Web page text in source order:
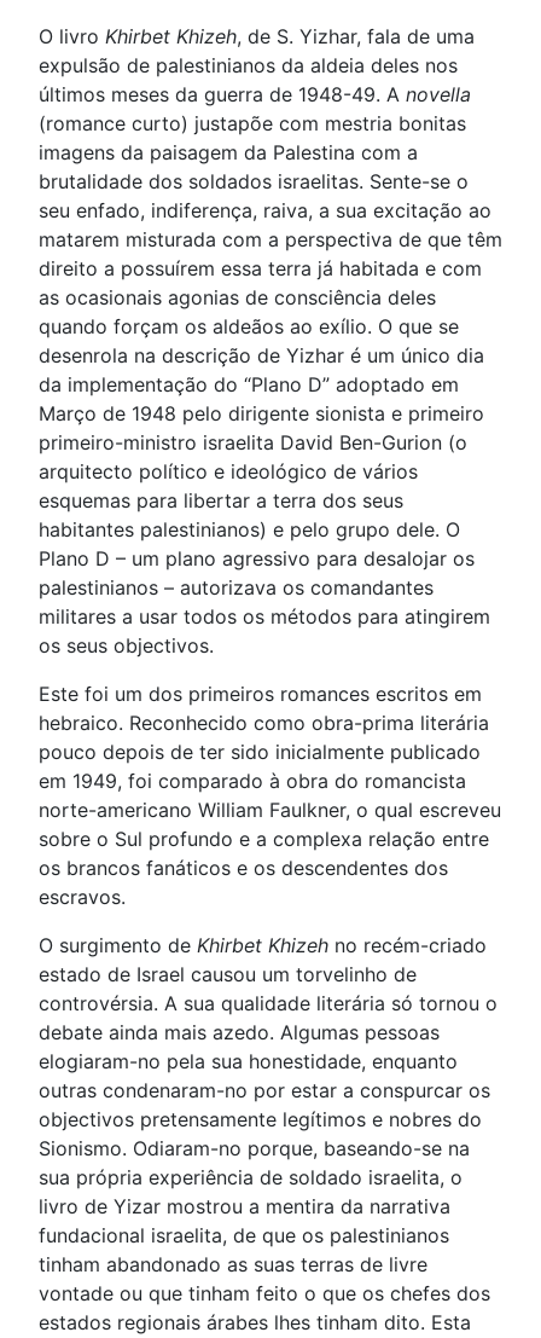
O livro Khirbet Khizeh, de S. Yizhar, fala de uma
expulsão de palestinianos da aldeia deles nos
últimos meses da guerra de 1948-49. A novella
(romance curto) justapõe com mestria bonitas
imagens da paisagem da Palestina com a
brutalidade dos soldados israelitas. Sente-se o
seu enfado, indiferença, raiva, a sua excitação ao
matarem misturada com a perspectiva de que têm
direito a possuírem essa terra já habitada e com
as ocasionais agonias de consciência deles
quando forçam os aldeãos ao exílio. O que se
desenrola na descrição de Yizhar é um único dia
da implementação do “Plano D” adoptado em
Março de 1948 pelo dirigente sionista e primeiro
primeiro-ministro israelita David Ben-Gurion (o
arquitecto político e ideológico de vários
esquemas para libertar a terra dos seus
habitantes palestinianos) e pelo grupo dele. O
Plano D – um plano agressivo para desalojar os
palestinianos – autorizava os comandantes
militares a usar todos os métodos para atingirem
os seus objectivos.
Este foi um dos primeiros romances escritos em
hebraico. Reconhecido como obra-prima literária
pouco depois de ter sido inicialmente publicado
em 1949, foi comparado à obra do romancista
norte-americano William Faulkner, o qual escreveu
sobre o Sul profundo e a complexa relação entre
os brancos fanáticos e os descendentes dos
escravos.
O surgimento de Khirbet Khizeh no recém-criado
estado de Israel causou um torvelinho de
controvérsia. A sua qualidade literária só tornou o
debate ainda mais azedo. Algumas pessoas
elogiaram-no pela sua honestidade, enquanto
outras condenaram-no por estar a conspurcar os
objectivos pretensamente legítimos e nobres do
Sionismo. Odiaram-no porque, baseando-se na
sua própria experiência de soldado israelita, o
livro de Yizar mostrou a mentira da narrativa
fundacional israelita, de que os palestinianos
tinham abandonado as suas terras de livre
vontade ou que tinham feito o que os chefes dos
estados regionais árabes lhes tinham dito. Esta